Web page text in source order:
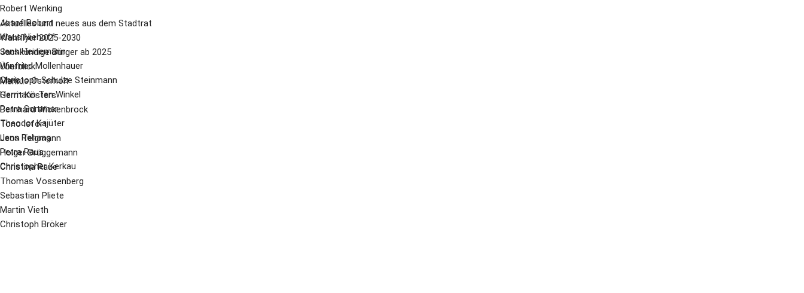
Robert Wenking
Josef Robert
Klaus Niehoff
Jens Heinemann
Winfried Mollenhauer
Christoph Schulze Steinmann
Hermann Ten Winkel
Petra Sommer
Theodor Kajüter
Jens Rehaag
Petra Raus
Christopher Kerkau
Aktuelles und neues aus dem Stadtrat
Wahlflyer 2025-2030
Sachkündige Bürger ab 2025
Überblick
Markus Osterholt
Gerrit Kösters
Bernhard Wickenbrock
Tono Isfort
Leon Telgmann
Holger Brüggemann
Christina Raue
Thomas Vossenberg
Sebastian Pliete
Martin Vieth
Christoph Bröker
Mehr...